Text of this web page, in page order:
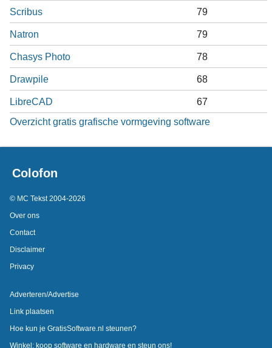
Scribus 79
Natron 79
Chasys Photo 78
Drawpile 68
LibreCAD
67
Overzicht gratis grafische vormgeving software
Colofon
© MC Tekst 2004-2026
Over ons
Contact
Disclaimer
Privacy
Adverteren/Advertise
Link plaatsen
Hoe kun je GratisSoftware.nl steunen?
Winkel: koop software en hardware en steun ons!